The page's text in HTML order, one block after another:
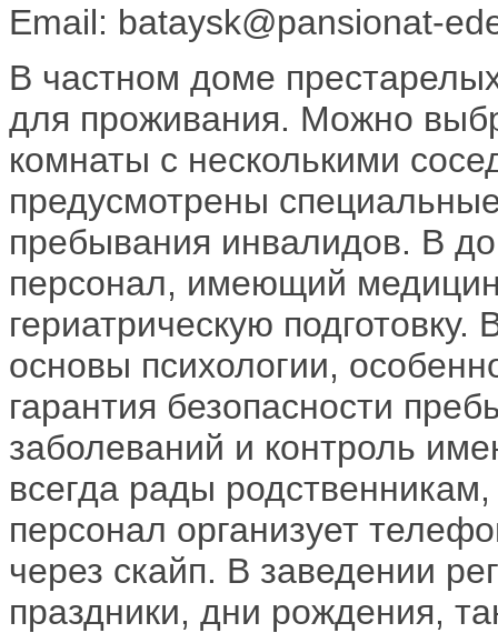
Email: bataysk@pansionat-
В частном доме
для проживания. Можно
комнаты с несколькими
предусмотрены
пребывания инвалидов. В
персонал, имеющий
гериатрическую
основы психологии,
гарантия безопасности
заболеваний и контроль
всегда рады
персонал организует
через скайп. В заведении
праздники, дни рождения,